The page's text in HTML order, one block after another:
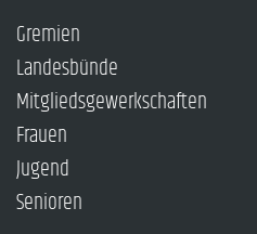
Gremien
Landesbünde
Mitgliedsgewerkschaften
Frauen
Jugend
Senioren